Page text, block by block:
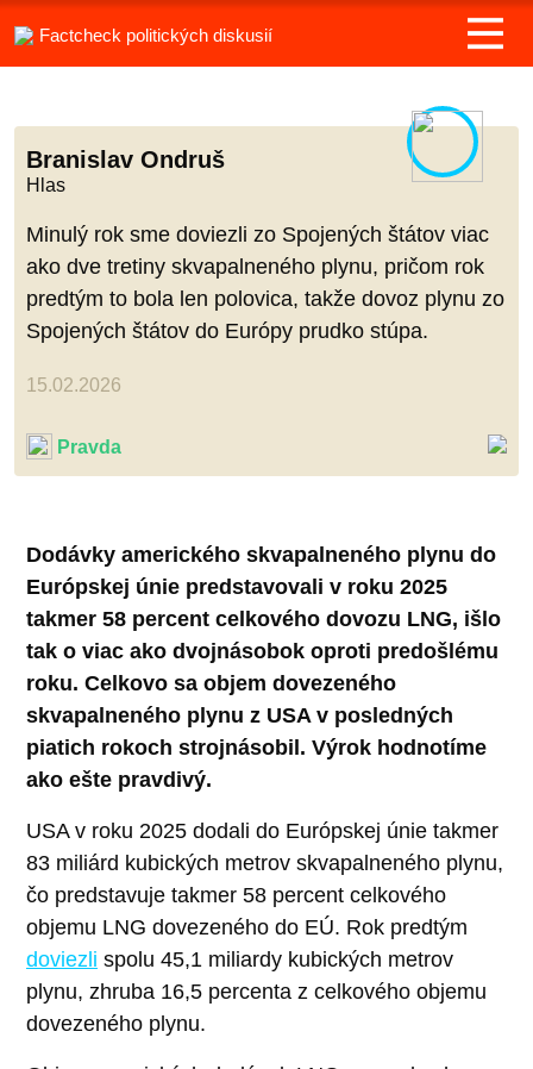
Factcheck politických diskusií
Branislav Ondruš
Hlas
Minulý rok sme doviezli zo Spojených štátov viac
ako dve tretiny skvapalneného plynu, pričom rok
predtým to bola len polovica, takže dovoz plynu zo
Spojených štátov do Európy prudko stúpa.
15.02.2026
Pravda
Dodávky amerického skvapalneného plynu do
Európskej únie predstavovali v roku 2025
takmer 58 percent celkového dovozu LNG, išlo
tak o viac ako dvojnásobok oproti predošlému
roku. Celkovo sa objem dovezeného
skvapalneného plynu z USA v posledných
piatich rokoch strojnásobil. Výrok hodnotíme
ako ešte pravdivý.
USA v roku 2025 dodali do Európskej únie takmer
83 miliárd kubických metrov skvapalneného plynu,
čo predstavuje takmer 58 percent celkového
objemu LNG dovezeného do EÚ. Rok predtým
doviezli spolu 45,1 miliardy kubických metrov
plynu, zhruba 16,5 percenta z celkového objemu
dovezeného plynu.